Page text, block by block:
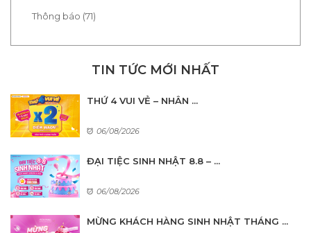
Thông báo (71)
TIN TỨC MỚI NHẤT
THỨ 4 VUI VẺ – NHÂN ...
06/08/2026
ĐẠI TIỆC SINH NHẬT 8.8 – ...
06/08/2026
MỪNG KHÁCH HÀNG SINH NHẬT THÁNG ...